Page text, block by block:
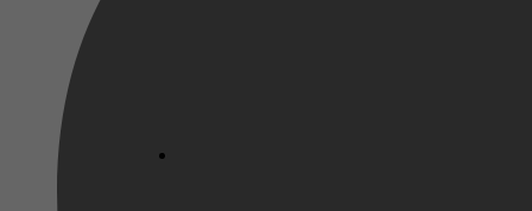
2 september 2024